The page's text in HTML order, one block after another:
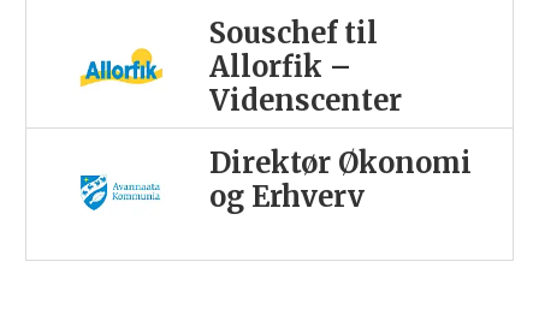
Souschef til
Allorfik –
Videnscenter
Direktør Økonomi
og Erhverv